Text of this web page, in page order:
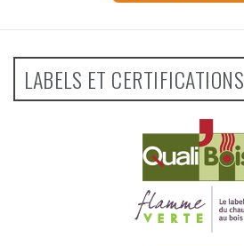
LABELS ET CERTIFICATIONS